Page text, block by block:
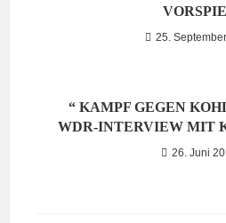
25.
“ KAMPF GEGEN
WDR-INTERVIEW MIT
26. Juni